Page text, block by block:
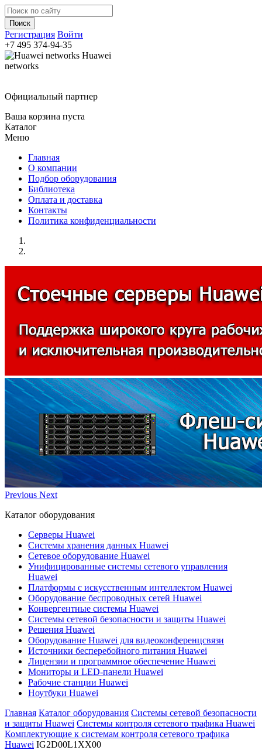
Регистрация Войти
+7 495 374-94-35
Huawei
networks
Официальный партнер
Ваша корзина пуста
Каталог
Меню
Главная
О компании
Подбор оборудования
Библиотека
Оплата и доставка
Контакты
Политика конфиденциальности
Previous Next
Каталог оборудования
Серверы Huawei
Системы хранения данных Huawei
Сетевое оборудование Huawei
Унифицированные системы сетевого управления
Huawei
Платформы с искусственным интеллектом Huawei
Оборудование беспроводных сетей Huawei
Конвергентные системы Huawei
Системы сетевой безопасности и защиты Huawei
Решения Huawei
Оборудование Huawei для видеоконференцсвязи
Источники бесперебойного питания Huawei
Лицензии и программное обеспечение Huawei
Мониторы и LED-панели Huawei
Рабочие станции Huawei
Ноутбуки Huawei
Главная Каталог оборудования Системы сетевой безопасности
и защиты Huawei Системы контроля сетевого трафика Huawei
Комплектующие к системам контроля сетевого трафика
Huawei IG2D00L1XX00